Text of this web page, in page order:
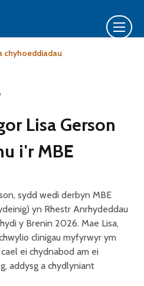
chyhoeddiadau
Lisa Gerson
i'r MBE
sydd wedi derbyn MBE
yn Rhestr Anrhydeddau
y Brenin 2026. Mae Lisa,
clinigau myfyrwyr ym
ei chydnabod am ei
addysg a chydlyniant